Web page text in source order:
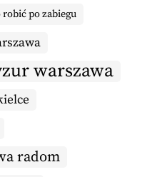
po zabiegu
warszawa
radom